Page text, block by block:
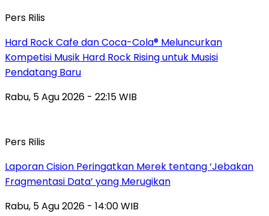
Pers Rilis
Hard Rock Cafe dan Coca-Cola® Meluncurkan
Kompetisi Musik Hard Rock Rising untuk Musisi
Pendatang Baru
Rabu, 5 Agu 2026 - 22:15 WIB
Pers Rilis
Laporan Cision Peringatkan Merek tentang ‘Jebakan
Fragmentasi Data’ yang Merugikan
Rabu, 5 Agu 2026 - 14:00 WIB